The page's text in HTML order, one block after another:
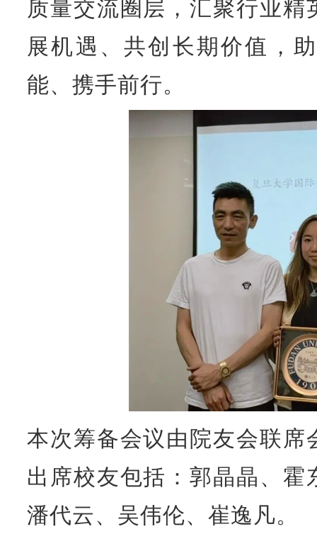
质量交流圈层，汇聚行业
展机遇、共创长期价值，
能、携手前行。
本次筹备会议由院友会联
出席校友包括：郭晶晶、
潘代云、吴伟伦、崔逸凡。